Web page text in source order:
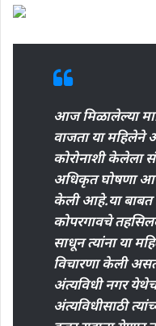
आज मिळालेल्या
वाजता या महिलेने
कोरोनाशी केलेला
अधिकृत घोषणा
केली आहे.या बाबत
कोपरगावचे
साधून त्यांना या
विचारणा केली
अंत्यविधी नगर
अंत्यविधीसाठी